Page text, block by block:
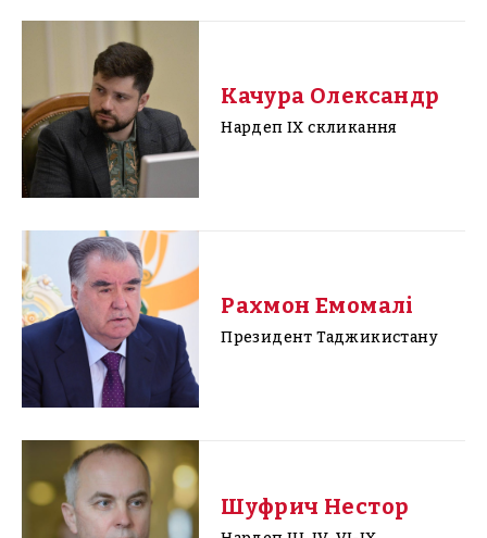
Качура Олександр
Нардеп IX скликання
Рахмон Емомалі
Президент Таджикистану
Шуфрич Нестор